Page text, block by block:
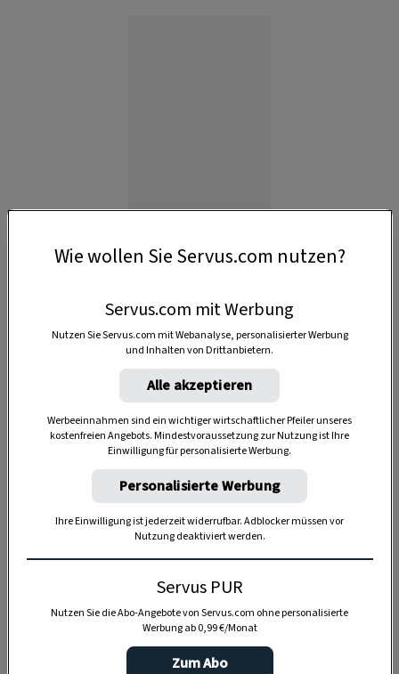
SPEICHERN DRUCKEN
Wie wollen Sie Servus.com nutzen?
Servus.com mit Werbung
Nutzen Sie Servus.com mit Webanalyse, personalisierter Werbung
und Inhalten von Drittanbietern.
Alle akzeptieren
Werbeeinnahmen sind ein wichtiger wirtschaftlicher Pfeiler unseres
kostenfreien Angebots. Mindestvoraussetzung zur Nutzung ist Ihre
Einwilligung für personalisierte Werbung.
Personalisierte Werbung
Ihre Einwilligung ist jederzeit widerrufbar. Adblocker müssen vor
Nutzung deaktiviert werden.
Servus PUR
Nutzen Sie die Abo-Angebote von Servus.com ohne personalisierte
Werbung ab 0,99 €/Monat
Zum Abo